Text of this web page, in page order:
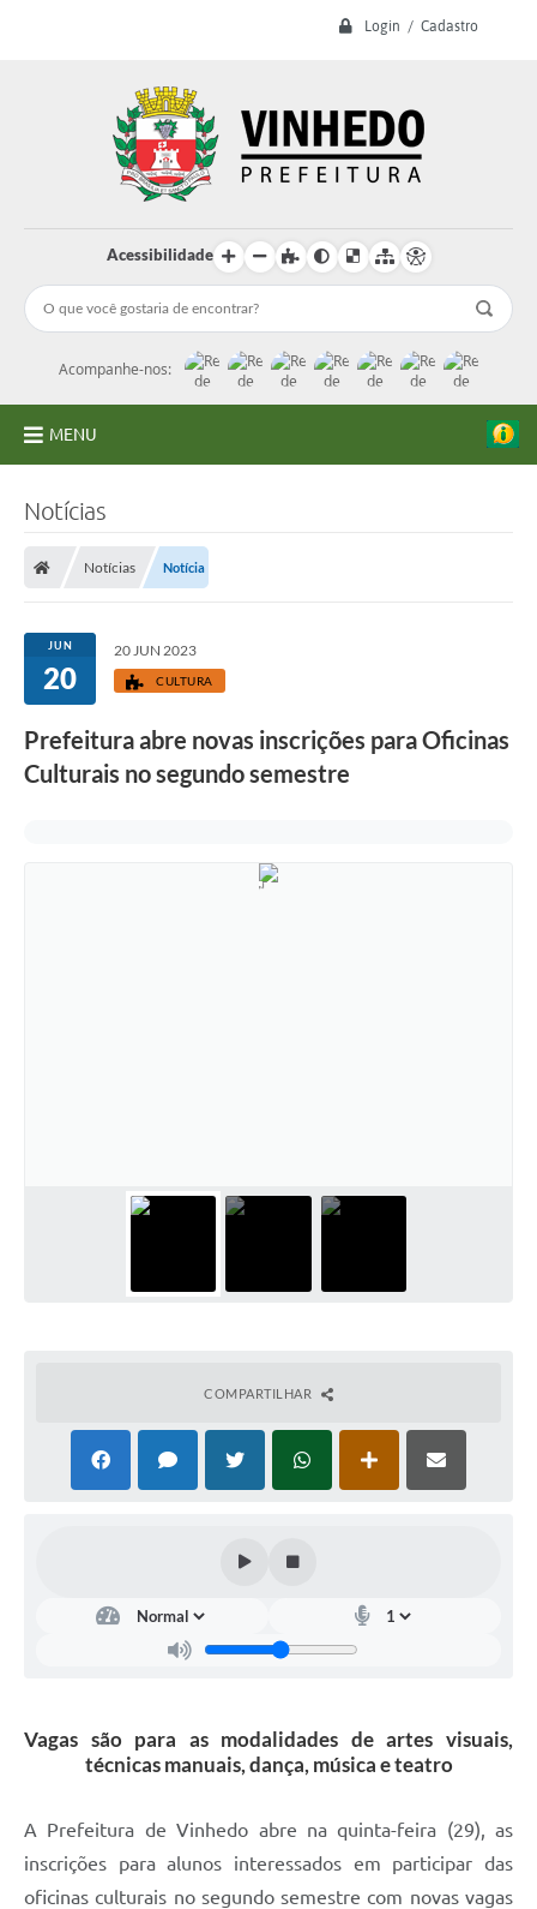
Login / Cadastro
Acessibilidade
Acompanhe-nos:
MENU
Licitações
Transparência
Concursos e Processos Seletivos
Inclusão e Acessibilidade
Sistema de Protocolo
Contratos
Carta de Serviços
Contas Públicas
Legislação
Links Úteis
Notícias
Notícias Notícia
JUN
20
20 JUN 2023
CULTURA
Prefeitura abre novas inscrições para Oficinas
Culturais no segundo semestre
COMPARTILHAR
Vagas são para as modalidades de artes visuais,
técnicas manuais, dança, música e teatro
A Prefeitura de Vinhedo abre na quinta-feira (29), as
inscrições para alunos interessados em participar das
oficinas culturais no segundo semestre com novas vagas